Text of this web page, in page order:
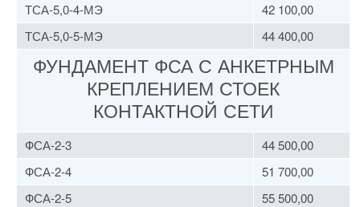
ТСА-5,0-4-МЭ
42 100,00
ТСА-5,0-5-МЭ
44 400,00
ФУНДАМЕНТ ФСА С АНКЕТРНЫМ
КРЕПЛЕНИЕМ СТОЕК
КОНТАКТНОЙ СЕТИ
ФСА-2-3
44 500,00
ФСА-2-4
51 700,00
ФСА-2-5
55 500,00